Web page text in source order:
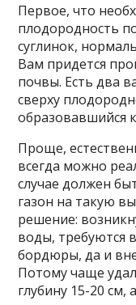
Первое, что
плодородность
суглинок,
Вам придется
почвы. Есть два
сверху
образовавшийся
Проще,
всегда можно
случае должен
газон на такую
решение:
воды, требуются
бордюры, да и
Потому чаще
глубину 15-20